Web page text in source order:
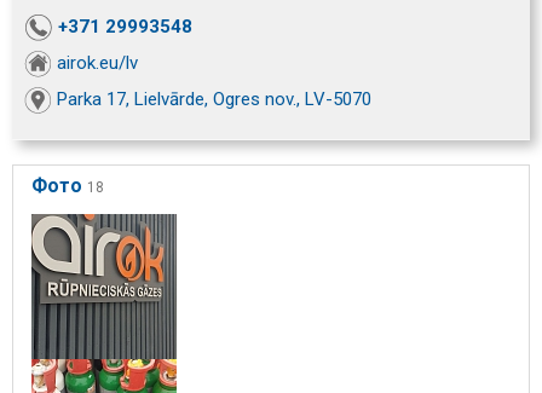
+371 29993548
airok.eu/lv
Parka 17, Lielvārde, Ogres nov., LV-5070
Фото 18